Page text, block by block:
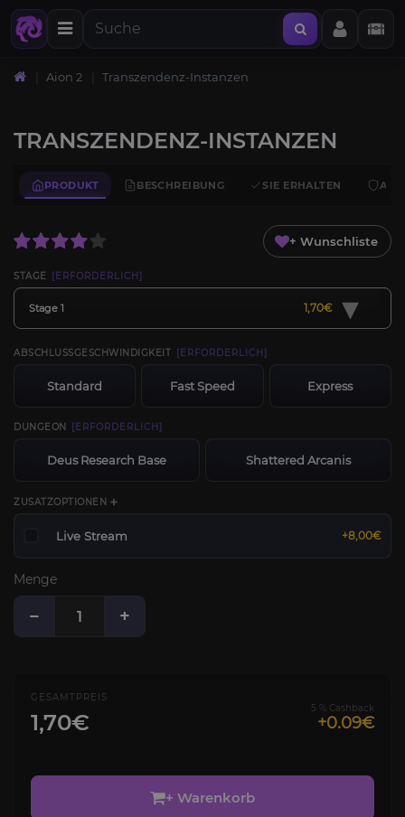
Aion 2 Transzendenz-Instanzen
TRANSZENDENZ-INSTANZEN
PRODUKT BESCHREIBUNG SIE ERHALTEN
+ Wunschliste
STAGE [ERFORDERLICH]
Stage 1 1,70€ ▾
ABSCHLUSSGESCHWINDIGKEIT [ERFORDERLICH]
Standard Fast Speed Express
DUNGEON [ERFORDERLICH]
Deus Research Base Shattered Arcanis
ZUSATZOPTIONEN ➕
Live Stream +8,00€
Menge
− +
GESAMTPREIS
1,70€
5 % Cashback
+0.09€
+ Warenkorb